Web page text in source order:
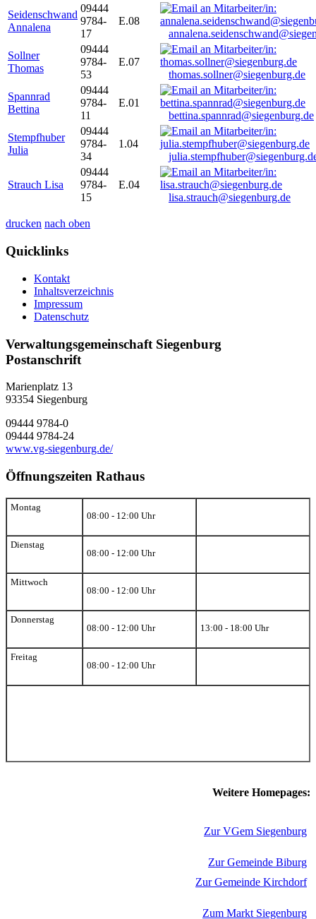
Seidenschwand
Annalena
09444
9784-
17
E.08
Sollner
Thomas
09444
9784-
53
E.07
thomas.sollner@siegenburg.de
Spannrad
Bettina
09444
9784-
11
E.01
bettina.spannrad@siegenburg.de
Stempfhuber
Julia
09444
9784-
34
1.04
Strauch Lisa
09444
9784-
15
E.04
lisa.strauch@siegenburg.de
drucken nach oben
Quicklinks
Kontakt
Inhaltsverzeichnis
Impressum
Datenschutz
Verwaltungsgemeinschaft Siegenburg
Postanschrift
Marienplatz 13
93354 Siegenburg
09444 9784-0
09444 9784-24
www.vg-siegenburg.de/
Öffnungszeiten Rathaus
Montag
08:00 - 12:00 Uhr
Dienstag
08:00 - 12:00 Uhr
Mittwoch
08:00 - 12:00 Uhr
Donnerstag
08:00 - 12:00 Uhr
13:00 - 18:00 Uhr
Freitag
08:00 - 12:00 Uhr
Weitere Homepages:
Zur VGem Siegenburg
Zur Gemeinde Biburg
Zur Gemeinde Kirchdorf
Zum Markt Siegenburg